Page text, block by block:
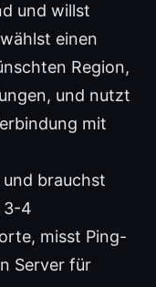
und willst
einen
Region,
und nutzt
mit
und brauchst
3-4
misst Ping-
Server für